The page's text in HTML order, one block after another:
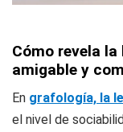
Cómo revela la
amigable y
En grafología, la
el nivel de